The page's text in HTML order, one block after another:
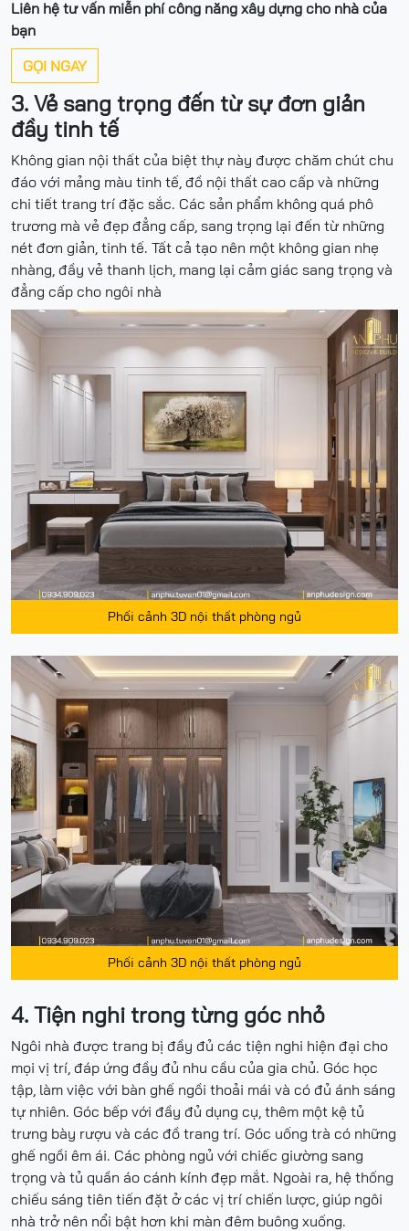
Liên hệ tư vấn miễn phí công năng xây dựng cho nhà của
bạn
GỌI NGAY
3. Vẻ sang trọng đến từ sự đơn giản
đầy tinh tế
Không gian nội thất của biệt thự này được chăm chút chu
đáo với mảng màu tinh tế, đồ nội thất cao cấp và những
chi tiết trang trí đặc sắc. Các sản phẩm không quá phô
trương mà vẻ đẹp đẳng cấp, sang trọng lại đến từ những
nét đơn giản, tinh tế. Tất cả tạo nên một không gian nhẹ
nhàng, đầy vẻ thanh lịch, mang lại cảm giác sang trọng và
đẳng cấp cho ngôi nhà
Phối cảnh 3D nội thất phòng ngủ
Phối cảnh 3D nội thất phòng ngủ
4. Tiện nghi trong từng góc nhỏ
Ngôi nhà được trang bị đầy đủ các tiện nghi hiện đại cho
mọi vị trí, đáp ứng đầy đủ nhu cầu của gia chủ. Góc học
tập, làm việc với bàn ghế ngồi thoải mái và có đủ ánh sáng
tự nhiên. Góc bếp với đầy đủ dụng cụ, thêm một kệ tủ
trưng bày rượu và các đồ trang trí. Góc uống trà có những
ghế ngồi êm ái. Các phòng ngủ với chiếc giường sang
trọng và tủ quần áo cánh kính đẹp mắt. Ngoài ra, hệ thống
chiếu sáng tiên tiến đặt ở các vị trí chiến lược, giúp ngôi
nhà trở nên nổi bật hơn khi màn đêm buông xuống.